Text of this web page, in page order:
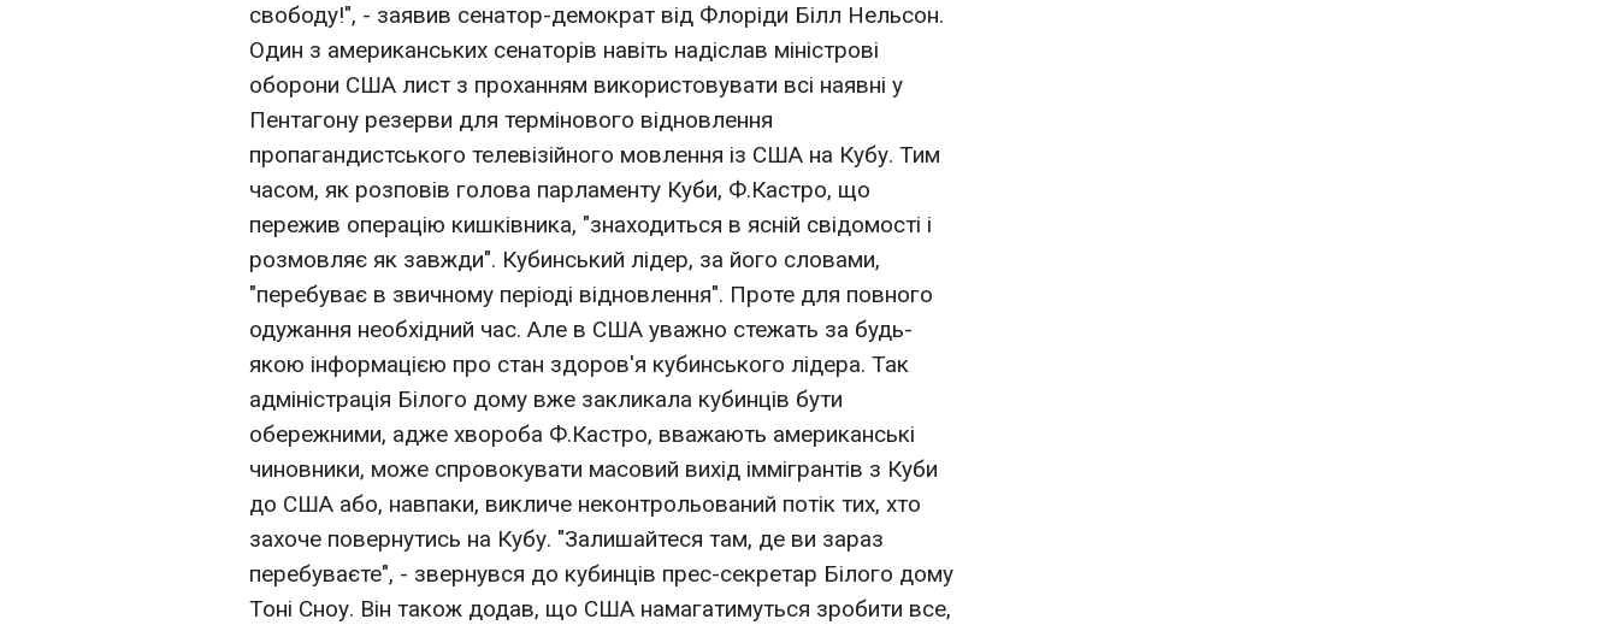
свободу!", - заявив сенатор-демократ від Флоріди Білл Нельсон.
Один з американських сенаторів навіть надіслав міністрові
оборони США лист з проханням використовувати всі наявні у
Пентагону резерви для термінового відновлення
пропагандистського телевізійного мовлення із США на Кубу. Тим
часом, як розповів голова парламенту Куби, Ф.Кастро, що
пережив операцію кишківника, "знаходиться в ясній свідомості і
розмовляє як завжди". Кубинський лідер, за його словами,
"перебуває в звичному періоді відновлення". Проте для повного
одужання необхідний час. Але в США уважно стежать за будь-
якою інформацією про стан здоров'я кубинського лідера. Так
адміністрація Білого дому вже закликала кубинців бути
обережними, адже хвороба Ф.Кастро, вважають американські
чиновники, може спровокувати масовий вихід іммігрантів з Куби
до США або, навпаки, викличе неконтрольований потік тих, хто
захоче повернутись на Кубу. "Залишайтеся там, де ви зараз
перебуваєте", - звернувся до кубинців прес-секретар Білого дому
Тоні Сноу. Він також додав, що США намагатимуться зробити все,